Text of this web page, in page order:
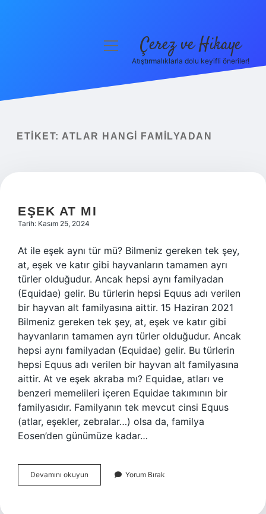
Yasal Uyarı
menüyü Çerez ve Hikaye
Atıştırmalıklarla dolu keyifli öneriler!
ETIKET: ATLAR HANGI FAMILYADAN
EŞEK AT MI
Tarih: Kasım 25, 2024
At ile eşek aynı tür mü? Bilmeniz gereken tek şey,
at, eşek ve katır gibi hayvanların tamamen ayrı
türler olduğudur. Ancak hepsi aynı familyadan
(Equidae) gelir. Bu türlerin hepsi Equus adı verilen
bir hayvan alt familyasına aittir. 15 Haziran 2021
Bilmeniz gereken tek şey, at, eşek ve katır gibi
hayvanların tamamen ayrı türler olduğudur. Ancak
hepsi aynı familyadan (Equidae) gelir. Bu türlerin
hepsi Equus adı verilen bir hayvan alt familyasına
aittir. At ve eşek akraba mı? Equidae, atları ve
benzeri memelileri içeren Equidae takımının bir
familyasıdır. Familyanın tek mevcut cinsi Equus
(atlar, eşekler, zebralar…) olsa da, familya
Eosen’den günümüze kadar…
Devamını okuyun
At
Yorum Bırak